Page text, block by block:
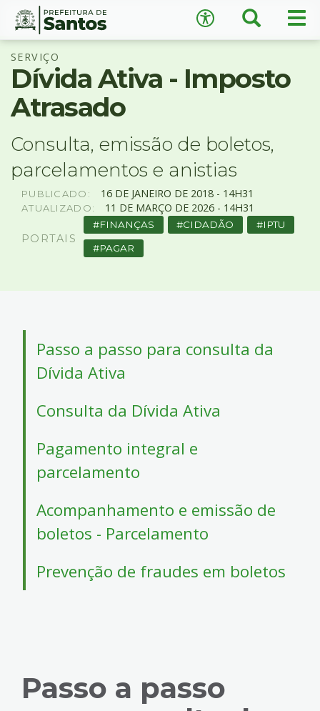
Ir
para
conteúdo
para
menu
para
busca
Acessibilidade
Busca
Acessibilidade ×
Restaurar padrão
Conteúdo
SERVIÇO
Dívida Ativa - Imposto
Atrasado
Consulta, emissão de boletos,
parcelamentos e anistias
PUBLICADO: 16 DE JANEIRO DE 2018 - 14H31
ATUALIZADO: 11 DE MARÇO DE 2026 - 14H31
PORTAIS
FINANÇAS CIDADÃO IPTU
PAGAR
Passo a passo para consulta da
Dívida Ativa
Consulta da Dívida Ativa
Pagamento integral e
parcelamento
Acompanhamento e emissão de
boletos - Parcelamento
Prevenção de fraudes em boletos
Passo a passo